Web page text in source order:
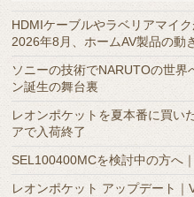
カ
イ
ブ
HDMIケーブルやラベリアマイ
2026年8月、ホームAV製品の動
ソニーの技術でNARUTOの世界
ン誕生の舞台裏
レオンポケットを夏本番に買い
アで入荷終了
SEL100400MCを検討中の方へ
レオンポケット アップデート